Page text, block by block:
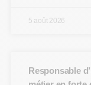
5 août 2026
Responsable